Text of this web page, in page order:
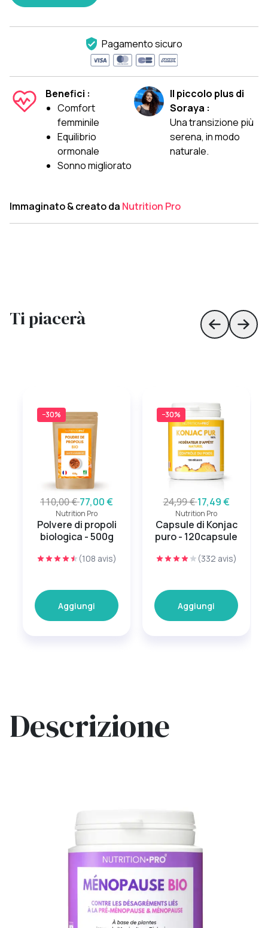
Pagamento sicuro
Benefici :
Comfort
femminile
Equilibrio
ormonale
Sonno migliorato
Il piccolo plus di
Soraya :
Una transizione più
serena, in modo
naturale.
Immaginato & creato da Nutrition Pro
Ti piacerà
Skip toSkip
−30%
110,00 €77,00 €
Nutrition Pro
Polvere di propoli
biologica - 500g
(108 avis)
Aggiungi
−30%
24,99 €17,49 €
Nutrition Pro
Capsule di Konjac
puro - 120capsule
(332 avis)
Aggiungi
Descrizione